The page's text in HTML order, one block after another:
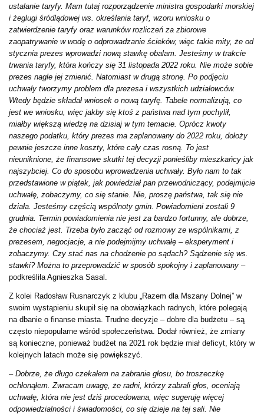
ustalanie taryfy. Mam tutaj rozporządzenie ministra gospodarki morskiej
i żeglugi śródlądowej ws. określania taryf, wzoru wniosku o
zatwierdzenie taryfy oraz warunków rozliczeń za zbiorowe
zaopatrywanie w wodę o odprowadzanie ścieków, więc takie mity, że od
stycznia prezes wprowadzi nową stawkę obalam. Jesteśmy w trakcie
trwania taryfy, która kończy się 31 listopada 2022 roku. Nie może sobie
prezes nagle jej zmienić. Natomiast w drugą stronę. Po podjęciu
uchwały tworzymy problem dla prezesa i wszystkich udziałowców.
Wtedy będzie składał wniosek o nową taryfę. Tabele normalizują, co
jest we wniosku, więc jakby się ktoś z państwa nad tym pochylił,
miałby większą wiedzę na dzisiaj w tym temacie. Oprócz kwoty
naszego podatku, który prezes ma zaplanowany do 2022 roku, dołoży
pewnie jeszcze inne koszty, które cały czas rosną. To jest
nieuniknione, że finansowe skutki tej decyzji ponieśliby mieszkańcy jak
najszybciej. Co do sposobu wprowadzenia uchwały. Było nam to tak
przedstawione w piątek, jak powiedział pan przewodniczący, podejmijcie
uchwałę, zobaczymy, co się stanie. Nie, proszę państwa, tak się nie
działa. Jesteśmy częścią wspólnoty gmin. Powiadomieni zostali 9
grudnia. Termin powiadomienia nie jest za bardzo fortunny, ale dobrze,
że chociaż jest. Trzeba było zacząć od rozmowy ze wspólnikami, z
prezesem, negocjacje, a nie podejmijmy uchwałę – eksperyment i
zobaczymy. Czy stać nas na chodzenie po sądach? Sądzenie się ws.
stawki? Można to przeprowadzić w sposób spokojny i zaplanowany –
podkreśliła Agnieszka Sasal.
Z kolei Radosław Rusnarczyk z klubu „Razem dla Mszany Dolnej” w
swoim wystąpieniu skupił się na obowiązkach radnych, które polegają
na dbanie o finanse miasta. Trudne decyzje – dobre dla budżetu – są
często niepopularne wśród społeczeństwa. Dodał również, że zmiany
są konieczne, ponieważ budżet na 2021 rok będzie miał deficyt, który w
kolejnych latach może się powiększyć.
– Dobrze, że długo czekałem na zabranie głosu, bo troszeczkę
ochłonąłem. Zwracam uwagę, że radni, którzy zabrali głos, oceniają
uchwałę, która nie jest dziś procedowana, więc sugeruję więcej
odpowiedzialności i świadomości, co się dzieje na tej sali. Nie